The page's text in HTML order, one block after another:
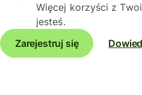
Więcej korzyści z
jesteś.
Zarejestruj się